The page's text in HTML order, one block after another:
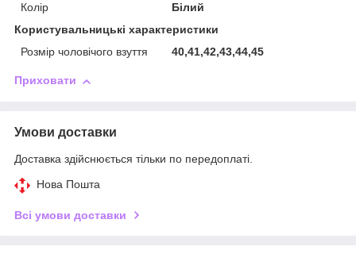
Колір
Білий
Користувальницькі характеристики
Розмір чоловічого взуття
40,41,42,43,44,45
Приховати
Умови доставки
Доставка здійснюється тільки по передоплаті.
Нова Пошта
Всі умови доставки